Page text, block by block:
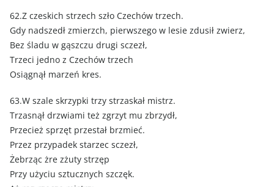
62.Z czeskich strzech szło Czechów trzech.
Gdy nadszedł zmierzch, pierwszego w lesie zdusił zwierz,
Bez śladu w gąszczu drugi sczezł,
Trzeci jedno z Czechów trzech
Osiągnął marzeń kres.
63.W szale skrzypki trzy strzaskał mistrz.
Trzasnął drzwiami też zgrzyt mu zbrzydł,
Przecież sprzęt przestał brzmieć.
Przez przypadek starzec sczezł,
Żebrząc żre zżuty strzęp
Przy użyciu sztucznych szczęk.